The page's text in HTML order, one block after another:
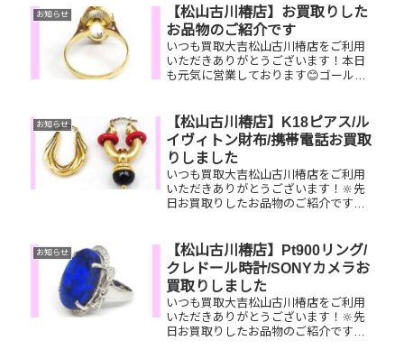
だけます😌(金券類、テレカ、切手、古
銭、現行銭両替は対...
お知らせ
【松山古川椿店】お買取りした
お品物のご紹介です
いつも買取大吉松山古川椿店をご利用
いただきありがとうございます！本日
も元気に営業しております😊ゴールド
ございませんか？ぜひお査定させてく
ださい！🔆使用感があっても大丈夫！
ぜ...
お知らせ
【松山古川椿店】K18ピアス/ル
イヴィトン財布/携帯電話お買取
りしました
いつも買取大吉松山古川椿店をご利用
いただきありがとうございます！🔆先
日お買取りしたお品物のご紹介です。
品物はございませんか？ぜひ買取大吉
松山古川椿店にお査定させてく...
お知らせ
【松山古川椿店】Pt900リング/
クレドール時計/SONYカメラお
買取りしました
いつも買取大吉松山古川椿店をご利用
いただきありがとうございます！🔆先
日お買取りしたお品物のご紹介です。